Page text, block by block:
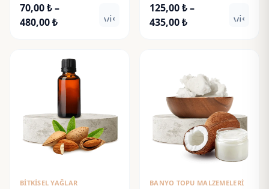
70,00₺–
480,00₺Fiyat
480,00 ₺
visibility
125,00₺–
435,00₺Fiyat
435,00 ₺
BITKISEL YAĞLAR BANYO TOPU MALZEMELERI